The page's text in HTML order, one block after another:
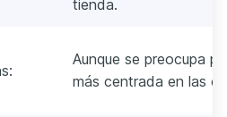
tienda.
Aunque se preocupa
más centrada en las